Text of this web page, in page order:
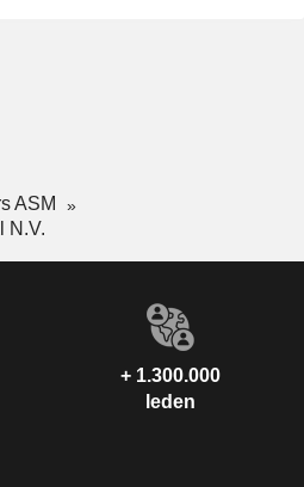
ASM
N.V.
+ 1.300.000
leden